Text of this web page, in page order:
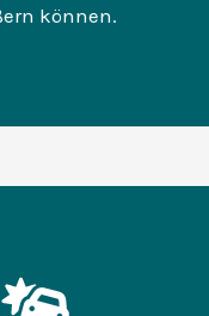
können.